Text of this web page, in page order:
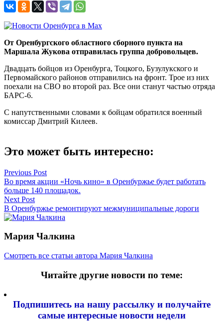
От Оренбургского областного сборного пункта на
Маршала Жукова отправилась группа добровольцев.
Двадцать бойцов из Оренбурга, Тоцкого, Бузулукского и
Первомайского районов отправились на фронт. Трое из них
поехали на СВО во второй раз. Все они станут частью отряда
БАРС-6.
С напутственными словами к бойцам обратился военный
комиссар Дмитрий Килеев.
Это может быть интересно:
Навигация
по
записям
Previous Post
Во время акции «Ночь кино» в Оренбуржье будет работать
больше 140 площадок.
Next Post
В Оренбуржье ремонтируют межмуниципальные дороги
Мария Чалкина
Смотреть все статьи автора Мария Чалкина
Читайте другие новости по теме:
Подпишитесь на нашу рассылку и получайте
самые интересные новости недели